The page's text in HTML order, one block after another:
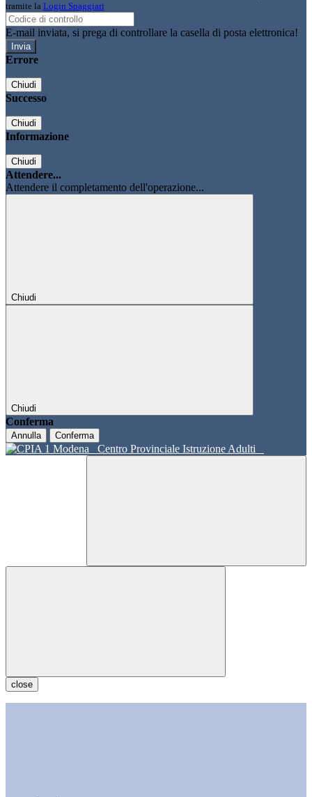
tramite la Login Spaggiari
E-mail inviata, si prega di controllare la casella di posta elettronica!
Errore
Chiudi
Successo
Chiudi
Informazione
Chiudi
Attendere...
Attendere il completamento dell'operazione...
Chiudi
Chiudi
Conferma
Annulla Conferma
Centro Provinciale Istruzione Adulti
close